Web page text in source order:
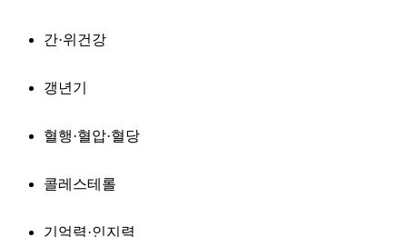
간·위건강
갱년기
혈행·혈압·혈당
콜레스테롤
기억력·인지력